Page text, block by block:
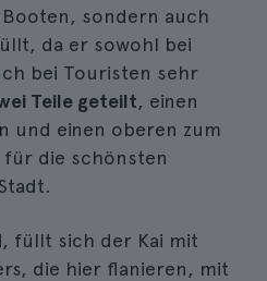
sondern auch
da er sowohl bei
bei Touristen sehr
Teile geteilt, einen
und einen oberen zum
für die schönsten
füllt sich der Kai mit
die hier flanieren, mit